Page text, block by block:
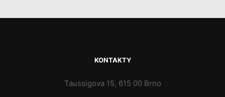
KONTAKTY
Taussigova 15, 615 00 Brno